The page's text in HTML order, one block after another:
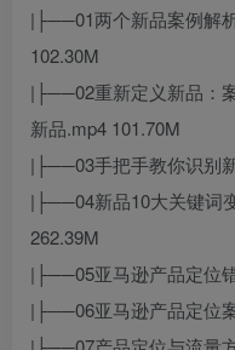
|├──01两个新品案例解
102.30M
|├──02重新定义新品：
新品.mp4 101.70M
|├──03手把手教你识别
|├──04新品10大关键词
262.39M
|├──05亚马逊产品定位
|├──06亚马逊产品定位